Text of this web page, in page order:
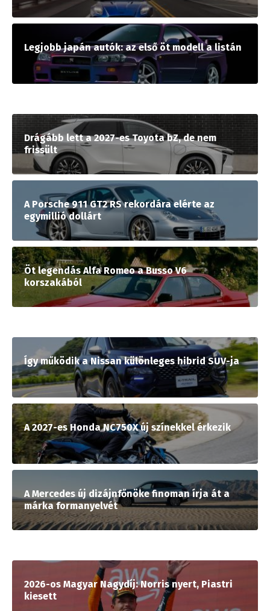
Legjobb japán autók: az első öt modell a listán
Drágább lett a 2027-es Toyota bZ, de nem
frissült
A Porsche 911 GT2 RS rekordára elérte az
egymillió dollárt
Öt legendás Alfa Romeo a Busso V6
korszakából
Így működik a Nissan különleges hibrid SUV-ja
A 2027-es Honda NC750X új színekkel érkezik
A Mercedes új dizájnfőnöke finoman írja át a
márka formanyelvét
2026-os Magyar Nagydíj: Norris nyert, Piastri
kiesett